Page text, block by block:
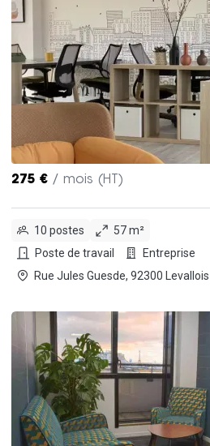
275 € / mois (HT)
10 postes
57 m²
Poste de travail
Entreprise
Rue Jules Guesde, 92300